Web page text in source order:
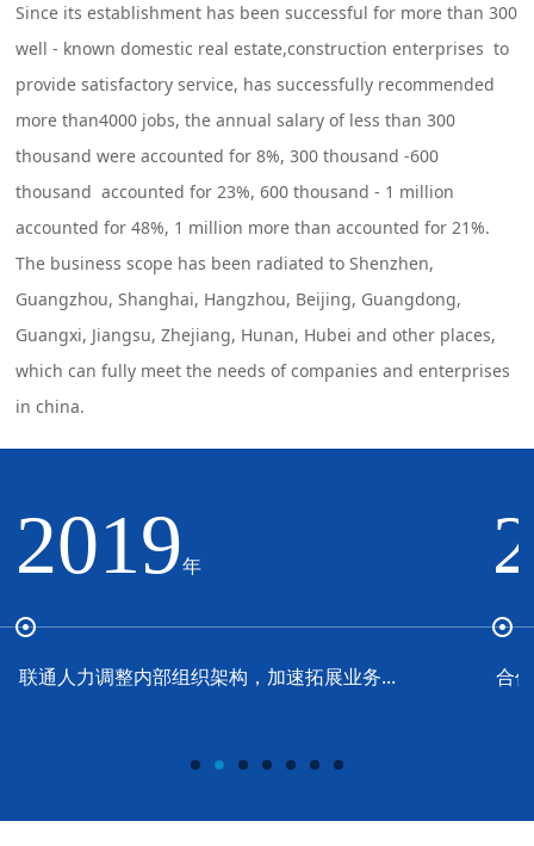
Since its establishment has been successful for more than 300
well - known domestic real estate,construction enterprises to
provide satisfactory service, has successfully recommended
more than4000 jobs, the annual salary of less than 300
thousand were accounted for 8%, 300 thousand -600
thousand accounted for 23%, 600 thousand - 1 million
accounted for 48%, 1 million more than accounted for 21%.
The business scope has been radiated to Shenzhen,
Guangzhou, Shanghai, Hangzhou, Beijing, Guangdong,
Guangxi, Jiangsu, Zhejiang, Hunan, Hubei and other places,
which can fully meet the needs of companies and enterprises
in china.
2019年
联通人力调整内部组织架构，加速拓展业务... 合